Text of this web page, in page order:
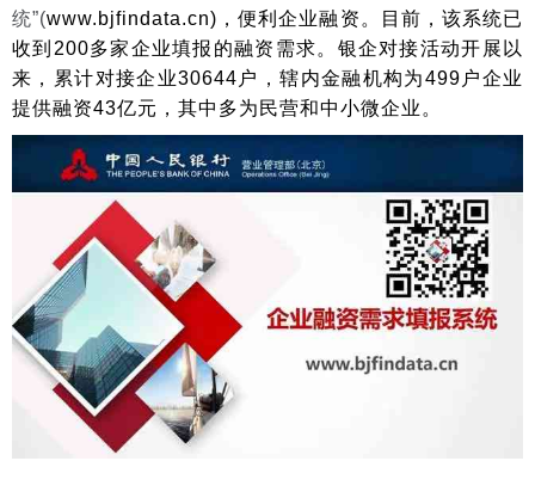
统”(www.bjfindata.cn)，便利企业融资。目前，该系统已
收到200多家企业填报的融资需求。银企对接活动开展以
来，累计对接企业30644户，辖内金融机构为499户企业
提供融资43亿元，其中多为民营和中小微企业。